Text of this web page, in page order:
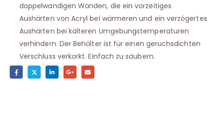
doppelwandigen Wänden, die ein vorzeitiges
Aushärten von Acryl bei wärmeren und ein verzögertes
Aushärten bei kälteren Umgebungstemperaturen
verhindern. Der Behälter ist für einen geruchsdichten
Verschluss verkorkt. Einfach zu säubern.